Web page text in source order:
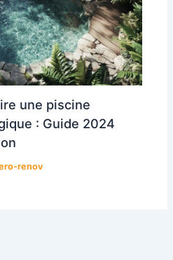
une piscine
: Guide 2024
renov